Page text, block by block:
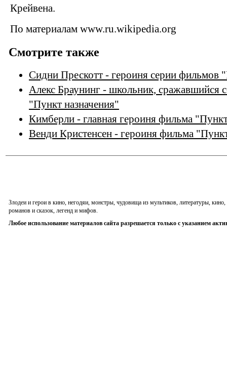
Крейвена.
По материалам www.ru.wikipedia.org
Смотрите также
Сидни Прескотт - героиня серии фильмов
Алекс Браунинг - школьник, сражавшийся
"Пункт назначения"
Кимберли - главная героиня фильма
Венди Кристенсен - героиня фильма
Злодеи и герои в кино, негодяи, монстры, чудовища из мультиков, литературы,
романов и сказок, легенд и мифов.
Любое использование материалов сайта разрешается только с указанием